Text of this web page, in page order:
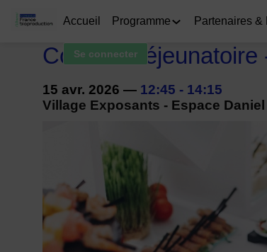
Accueil Programme Partenaires &
Se connecter
Cocktail
15 avr. 2026 — 12:45 - 14:15
Village Exposants - Espace